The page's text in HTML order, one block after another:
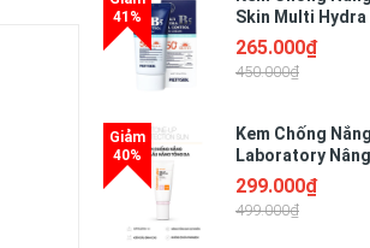
Skin Multi Hydra
Control Sun
50+/PA++++ -
Dưỡng Trắng
265.000₫
450.000₫
Kem Chống
Laboratory
Da Tone-Up
Sun SPF42
299.000₫
499.000₫